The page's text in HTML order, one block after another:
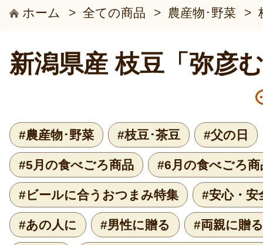
ホーム > 全ての商品 > 農産物･野菜 >
新潟県産 枝豆「弥彦
#農産物･野菜 #枝豆･茶豆 #父の日
#5月の食べごろ商品 #6月の食べごろ商
#ビールに合うおつまみ特集 #安心・
#あの人に #男性に贈る #両親に贈る